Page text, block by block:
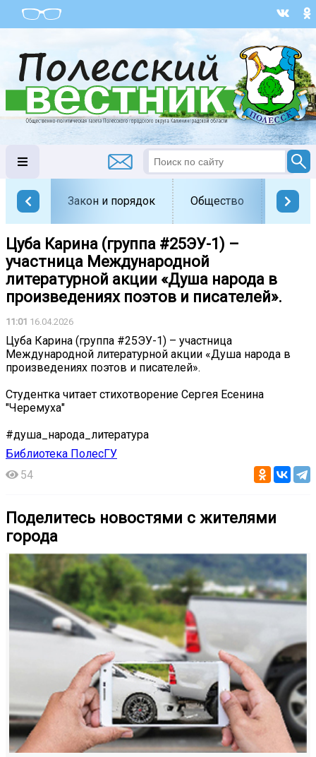
Закон и порядок Общество
Цуба Карина (группа #25ЭУ-1) –
участница Международной
литературной акции «Душа народа в
произведениях поэтов и писателей».
11:01 16.04.2026
Цуба Карина (группа #25ЭУ-1) – участница
Международной литературной акции «Душа народа в
произведениях поэтов и писателей».
Студентка читает стихотворение Сергея Есенина
"Черемуха"
#душа_народа_литература
Библиотека ПолесГУ
54
Поделитесь новостями с жителями
города